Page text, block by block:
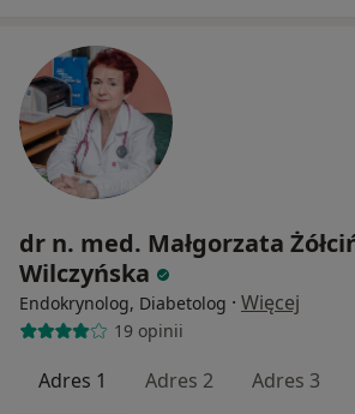
dr n. med. Małgorzata
Wilczyńska
Endokrynolog, Diabetolog · Więcej
19 opinii
Adres 1 Adres 2 Adres 3